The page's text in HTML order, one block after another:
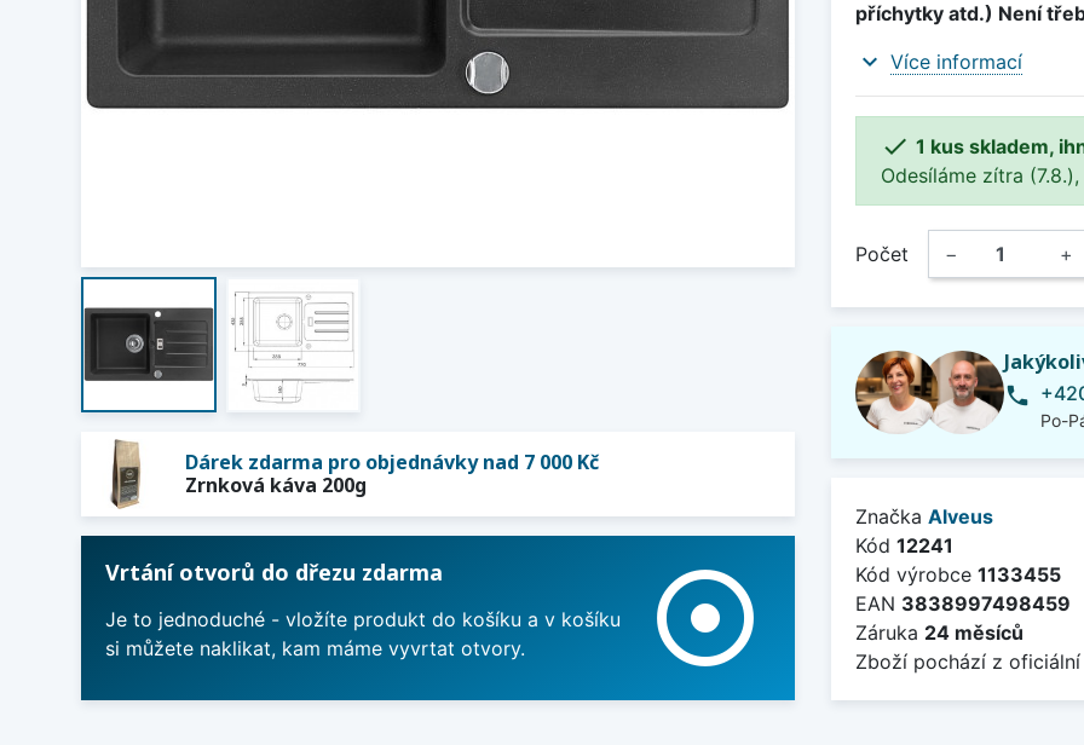
Dárek zdarma pro objednávky nad 7 000 Kč
Zrnková káva 200g
Vrtání otvorů do dřezu zdarma
Je to jednoduché - vložíte produkt do košíku a v košíku
si můžete naklikat, kam máme vyvrtat otvory.
adjust
příchytky atd.) Není
expand_more Více informací
 1 kus skladem,
Odesíláme zítra
Počet − +
phone
Po-
Značka Alveus
Kód 12241
Kód výrobce 1133455
EAN 3838997498459
Záruka 24 měsíců
Zboží pochází z